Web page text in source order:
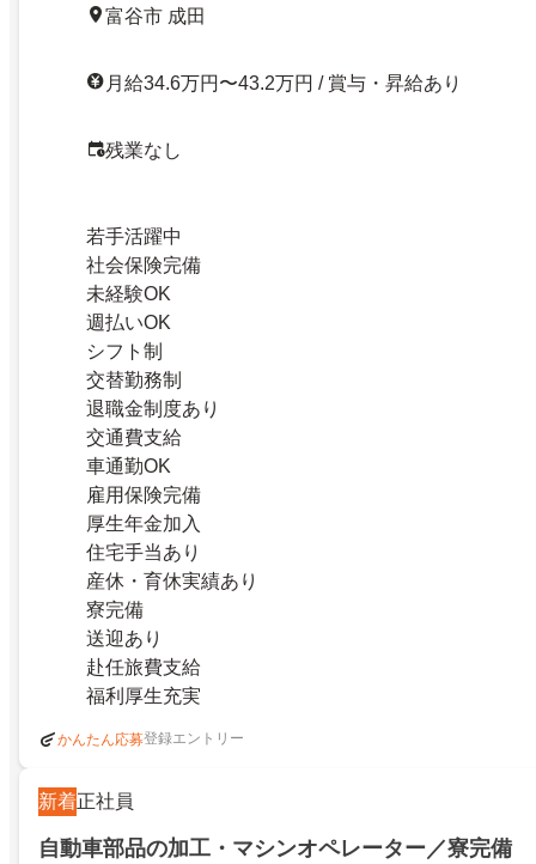
富谷市 成田
月給34.6万円〜43.2万円 / 賞与・昇給あり
残業なし
若手活躍中
社会保険完備
未経験OK
週払いOK
シフト制
交替勤務制
退職金制度あり
交通費支給
車通勤OK
雇用保険完備
厚生年金加入
住宅手当あり
産休・育休実績あり
寮完備
送迎あり
赴任旅費支給
福利厚生充実
かんたん応募登録エントリー
新着正社員
自動車部品の加工・マシンオペレーター／寮完備